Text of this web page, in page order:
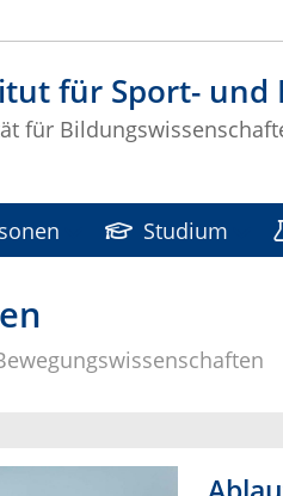
für Sport- und
für
Studium